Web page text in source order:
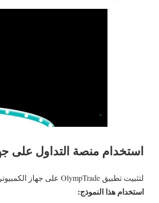
استخدام منصة التداول على
لتثبيت تطبيق OlympTrade على جهاز الكمبيوتر الخاص بك ،
استخدام هذا النموذج: